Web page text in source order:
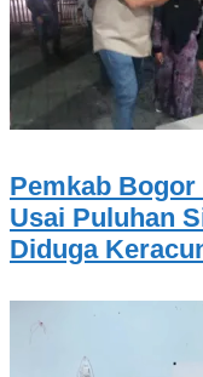
Pemkab Bogor
Usai Puluhan
Diduga